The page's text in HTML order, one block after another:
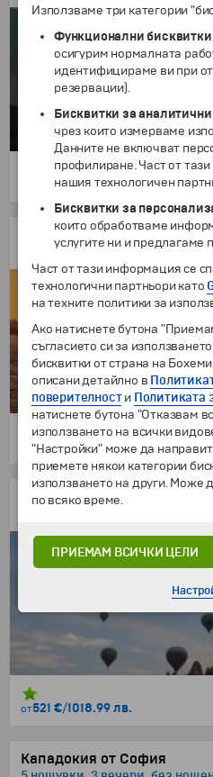
183 €/357.92 лв.
Истанбул - 4 нощувки
с автобус, без нощни преходи!
от229 €/447.89 лв.
Кападокия - Мала Азия
от521 €/1018.99 лв.
Кападокия от София
Използваме три категории
Функционални бисквитки
осигурим нормалната
идентифицираме ви при
резервации).
Бисквитки за
чрез които измерваме
Данните не включват
профилиране. Част от
нашия технологичен
Бисквитки за
които обработваме
услугите ни и предлагаме
Част от тази информация се
технологични партньори като
на техните политики за
Ако натиснете бутона
съгласието си за
бисквитки от страна на
описани детайлно в
поверителности Политиката
натиснете бутона "Отказвам
използването на всички
"Настройки" може да
приемете някои категории
използването на други. Може
по всяко време.
ПРИЕМАМ ВСИЧКИ ЦЕЛИ